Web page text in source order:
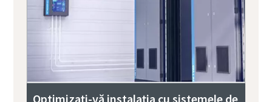
Optimizați-vă instalația cu sistemele de